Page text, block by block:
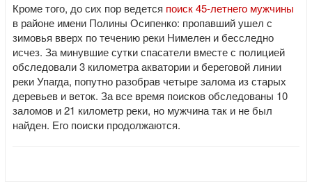
Кроме того, до сих пор ведется поиск 45-летнего мужчины
в районе имени Полины Осипенко: пропавший ушел с
зимовья вверх по течению реки Нимелен и бесследно
исчез. За минувшие сутки спасатели вместе с полицией
обследовали 3 километра акватории и береговой линии
реки Упагда, попутно разобрав четыре залома из старых
деревьев и веток. За все время поисков обследованы 10
заломов и 21 километр реки, но мужчина так и не был
найден. Его поиски продолжаются.